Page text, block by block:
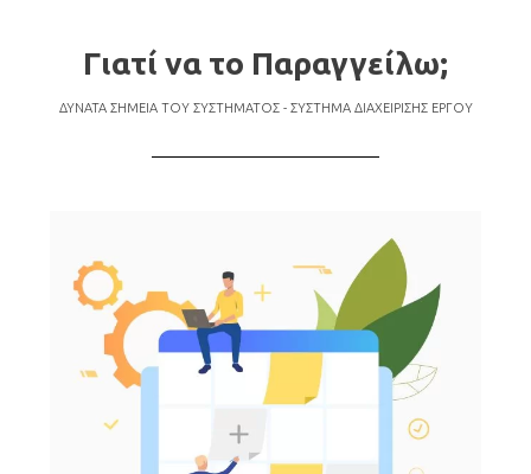
Γιατί να το Παραγγείλω;
ΔΥΝΑΤΑ ΣΗΜΕΙΑ ΤΟΥ ΣΥΣΤΗΜΑΤΟΣ - ΣΥΣΤΗΜΑ ΔΙΑΧΕΙΡΙΣΗΣ ΕΡΓΟΥ